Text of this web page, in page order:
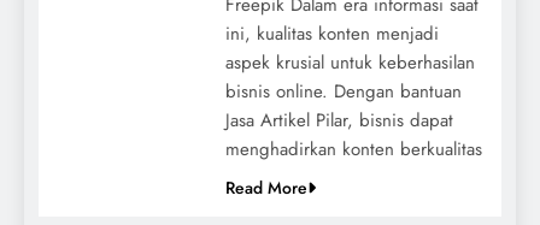
ini, kualitas konten menjadi
aspek krusial untuk keberhasilan
bisnis online. Dengan bantuan
Jasa Artikel Pilar, bisnis dapat
menghadirkan konten berkualitas
Read More